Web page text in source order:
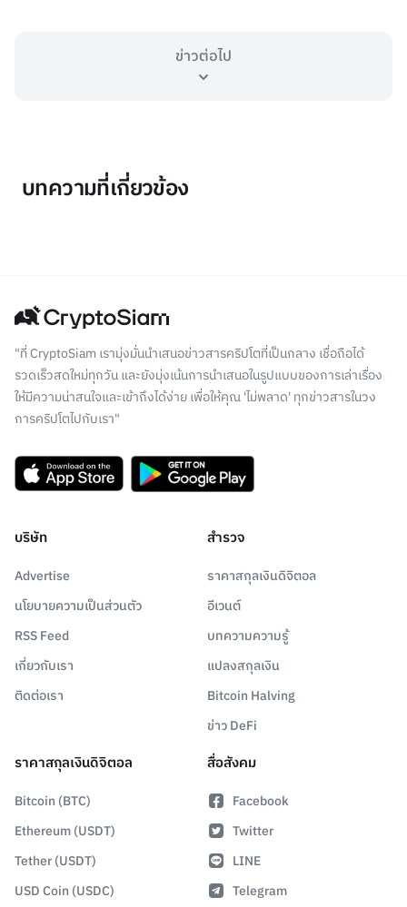
ข่าวต่อไป
บทความที่เกี่ยวข้อง
"ที่ CryptoSiam เรามุ่งมั่นนำเสนอข่าวสารคริปโตที่เป็นกลาง เชื่อถือได้
รวดเร็วสดใหม่ทุกวัน และยังมุ่งเน้นการนำเสนอในรูปแบบของการเล่าเรื่อง
ให้มีความน่าสนใจและเข้าถึงได้ง่าย เพื่อให้คุณ 'ไม่พลาด' ทุกข่าวสารในวง
การคริปโตไปกับเรา"
บริษัท
Advertise
นโยบายความเป็นส่วนตัว
RSS Feed
เกี่ยวกับเรา
ติดต่อเรา
สำรวจ
ราคาสกุลเงินดิจิตอล
อีเวนต์
บทความความรู้
แปลงสกุลเงิน
Bitcoin Halving
ข่าว DeFi
ราคาสกุลเงินดิจิตอล
Bitcoin (BTC)
Ethereum (USDT)
Tether (USDT)
USD Coin (USDC)
สื่อสังคม
Facebook
Twitter
LINE
Telegram